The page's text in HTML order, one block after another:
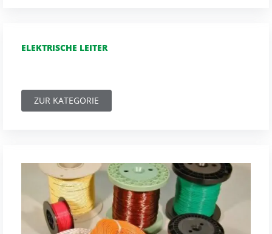
ELEKTRISCHE LEITER
ZUR KATEGORIE